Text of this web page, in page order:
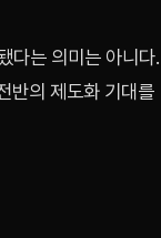
다는 의미는 아니다.
반의 제도화 기대를